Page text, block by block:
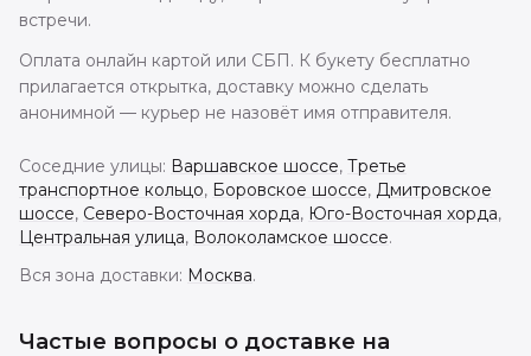
встречи.
Оплата онлайн картой или СБП. К букету бесплатно
прилагается открытка, доставку можно сделать
анонимной — курьер не назовёт имя отправителя.
Соседние улицы: Варшавское шоссе, Третье
транспортное кольцо, Боровское шоссе, Дмитровское
шоссе, Северо-Восточная хорда, Юго-Восточная хорда,
Центральная улица, Волоколамское шоссе.
Вся зона доставки: Москва.
Частые вопросы о доставке на